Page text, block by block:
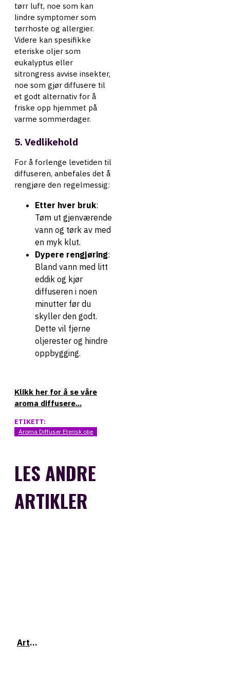
tørr luft, noe som kan
lindre symptomer som
tørrhoste og allergier.
Videre kan spesifikke
eteriske oljer som
eukalyptus eller
sitrongress avvise insekter,
noe som gjør diffusere til
et godt alternativ for å
friske opp hjemmet på
varme sommerdager.
5. Vedlikehold
For å forlenge levetiden til
diffuseren, anbefales det å
rengjøre den regelmessig:
Etter hver bruk:
Tøm ut gjenværende
vann og tørk av med
en myk klut.
Dypere rengjøring:
Bland vann med litt
eddik og kjør
diffuseren i noen
minutter før du
skyller den godt.
Dette vil fjerne
oljerester og hindre
oppbygging.
Klikk her for å se våre
aroma diffusere...
ETIKETT:
Aroma Diffuser Eterisk olje
LES ANDRE
ARTIKLER
Artikkel om effekten av shungitt